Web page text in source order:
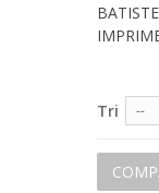
BATISTE
Tri --